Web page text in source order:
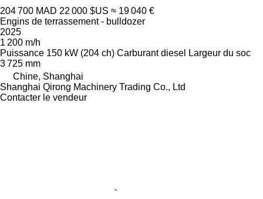
204 700 MAD 22 000 $US ≈ 19 040 €
Engins de terrassement - bulldozer
2025
1 200 m/h
Puissance 150 kW (204 ch) Carburant diesel
Largeur du soc
3 725 mm
Chine, Shanghai
Shanghai Qirong Machinery Trading Co., Ltd
Contacter le vendeur